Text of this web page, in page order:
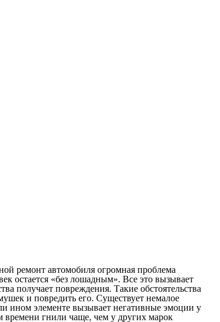
ремонт автомобиля огромная проблема
остается «без лошадным». Все это вызывает
получает повреждения. Такие обстоятельства
и повредить его. Существует немалое
ином элементе вызывает негативные эмоции у
времени гнили чаще, чем у других марок